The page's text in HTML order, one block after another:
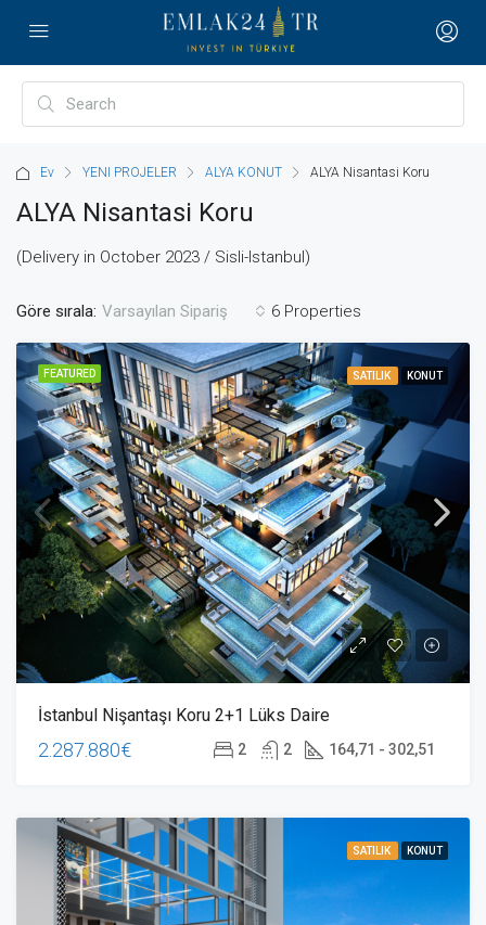
Ev YENI PROJELER ALYA KONUT ALYA Nisantasi Koru
ALYA Nisantasi Koru
(Delivery in October 2023 / Sisli-Istanbul)
6 Properties
Göre sırala: Varsayılan Sipariş
FEATURED SATILIK KONUT
İstanbul Nişantaşı Koru 2+1 Lüks Daire
2.287.880€ 2 2 164,71 - 302,51
SATILIK KONUT